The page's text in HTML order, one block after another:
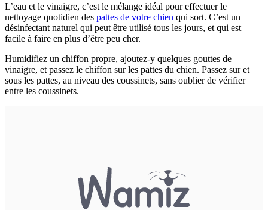
L’eau et le vinaigre, c’est le mélange idéal pour effectuer le
nettoyage quotidien des pattes de votre chien qui sort. C’est un
désinfectant naturel qui peut être utilisé tous les jours, et qui est
facile à faire en plus d’être peu cher.
Humidifiez un chiffon propre, ajoutez-y quelques gouttes de
vinaigre, et passez le chiffon sur les pattes du chien. Passez sur et
sous les pattes, au niveau des coussinets, sans oublier de vérifier
entre les coussinets.